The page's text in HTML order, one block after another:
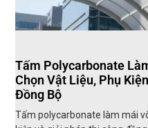
Tấm Polycarbonate
Chọn Vật Liệu, Phụ
Đồng Bộ
Tấm polycarbonate làm mái